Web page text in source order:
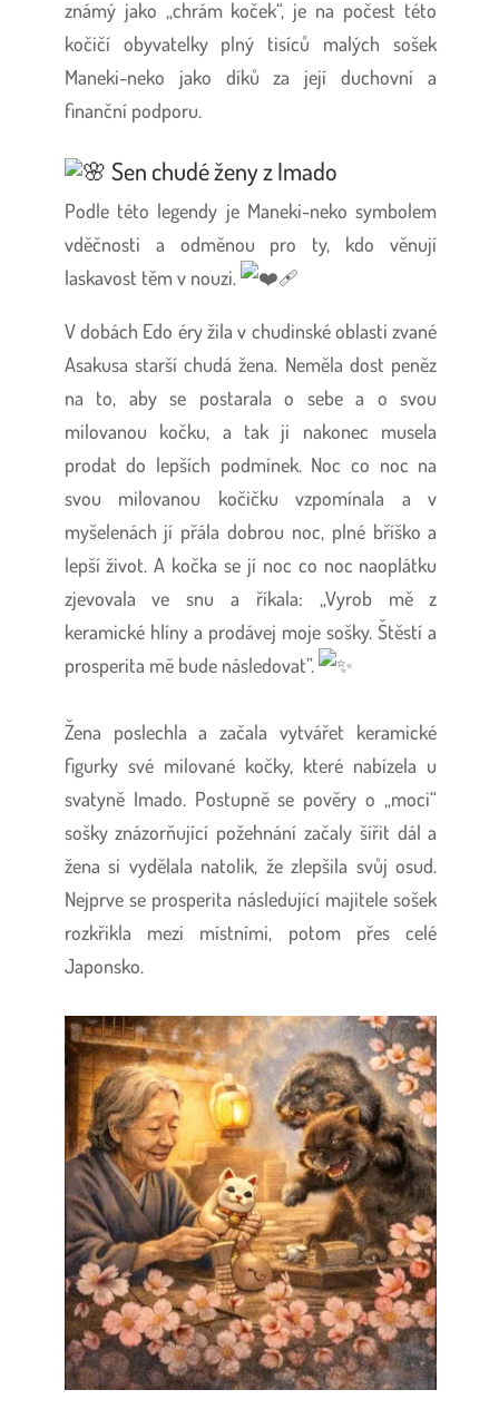
známý jako „chrám koček“, je na počest této
kočičí obyvatelky plný tisíců malých sošek
Maneki-neko jako díků za její duchovní a
finanční podporu.
Sen chudé ženy z Imado
Podle této legendy je Maneki-neko symbolem
vděčnosti a odměnou pro ty, kdo věnují
laskavost těm v nouzi.
V dobách Edo éry žila v chudinské oblasti zvané
Asakusa starší chudá žena. Neměla dost peněz
na to, aby se postarala o sebe a o svou
milovanou kočku, a tak ji nakonec musela
prodat do lepších podmínek. Noc co noc na
svou milovanou kočičku vzpomínala a v
myšelenách jí přála dobrou noc, plné bříško a
lepší život. A kočka se jí noc co noc naoplátku
zjevovala ve snu a říkala: „Vyrob mě z
keramické hlíny a prodávej moje sošky. Štěstí a
prosperita mě bude následovat”.
Žena poslechla a začala vytvářet keramické
figurky své milované kočky, které nabízela u
svatyně Imado. Postupně se pověry o „moci“
sošky znázorňující požehnání začaly šířit dál a
žena si vydělala natolik, že zlepšila svůj osud.
Nejprve se prosperita následující majitele sošek
rozkřikla mezi místními, potom přes celé
Japonsko.